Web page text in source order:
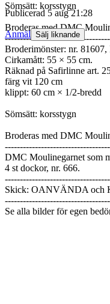
Sömsätt: korsstygn
Broderas med DMC
Broderimönster: nr. 81607,
Cirkamått: 55 × 55 cm.
Räknad på Safirlinne art.
färg vit 120 cm
klippt: 60 cm × 1/2-bredd
Sömsätt: korsstygn
Broderas med DMC
DMC Moulinegarnet som
4 st dockor, nr. 666.
Skick: OANVÄNDA och
Se alla bilder för egen
Publicerad 5 aug 21:28
Anmäl Sälj liknande